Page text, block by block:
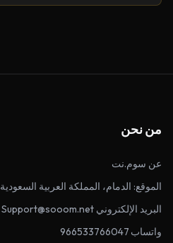
من نحن
عن سوم.نت
الموقع: الدمام، المملكة العربية السعودية
البريد الإلكتروني Support@sooom.net
واتساب 966533766047